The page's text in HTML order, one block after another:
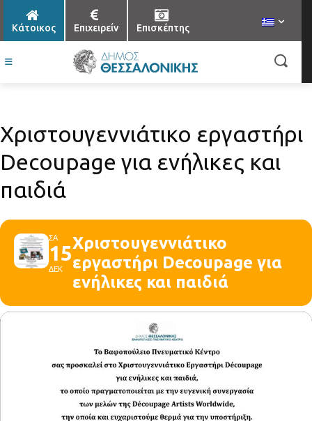
Κάτοικος Επιχειρείν Επισκέπτης
Χριστουγεννιάτικο εργαστήρι
Decoupage για ενήλικες και
παιδιά
ΣΑ
15
ΔΕΚ
Χριστουγεννιάτικο
εργαστήρι Decoupage για
ενήλικες και παιδιά